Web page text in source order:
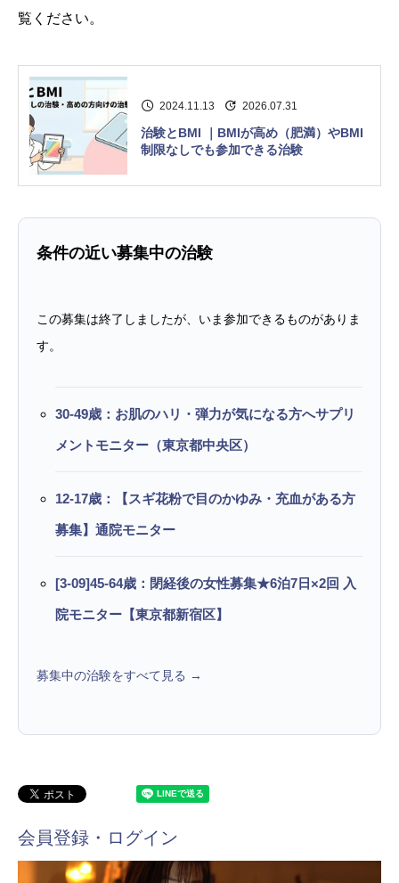
覧ください。
2024.11.13 2026.07.31
治験とBMI ｜BMIが高め（肥満）やBMI
制限なしでも参加できる治験
条件の近い募集中の治験
この募集は終了しましたが、いま参加できるものがありま
す。
30-49歳：お肌のハリ・弾力が気になる方へサプリ
メントモニター（東京都中央区）
12-17歳：【スギ花粉で目のかゆみ・充血がある方
募集】通院モニター
[3-09]45-64歳：閉経後の女性募集★6泊7日×2回 入
院モニター【東京都新宿区】
募集中の治験をすべて見る →
会員登録・ログイン